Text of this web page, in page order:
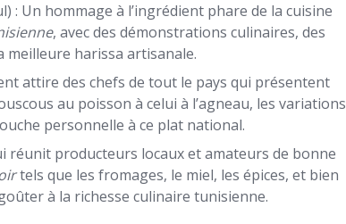
: Un hommage à l’ingrédient phare de la cuisine
, avec des démonstrations culinaires, des
meilleure harissa artisanale.
attire des chefs de tout le pays qui présentent
au poisson à celui à l’agneau, les variations
personnelle à ce plat national.
réunit producteurs locaux et amateurs de bonne
tels que les fromages, le miel, les épices, et bien
goûter à la richesse culinaire tunisienne.